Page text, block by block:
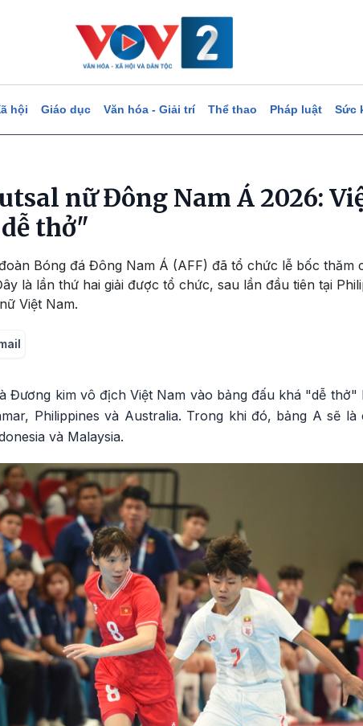
hội Giáo dục Văn hóa - Giải trí Thể thao Pháp luật Sức
nữ Đông Nam Á 2026:
thở"
Bóng đá Đông Nam Á (AFF) đã tổ chức lễ bốc thăm
là lần thứ hai giải được tổ chức, sau lần đầu tiên tại
Việt Nam.
Đương kim vô địch Việt Nam vào bảng đấu khá "dễ thở"
Philippines và Australia. Trong khi đó, bảng A sẽ
và Malaysia.